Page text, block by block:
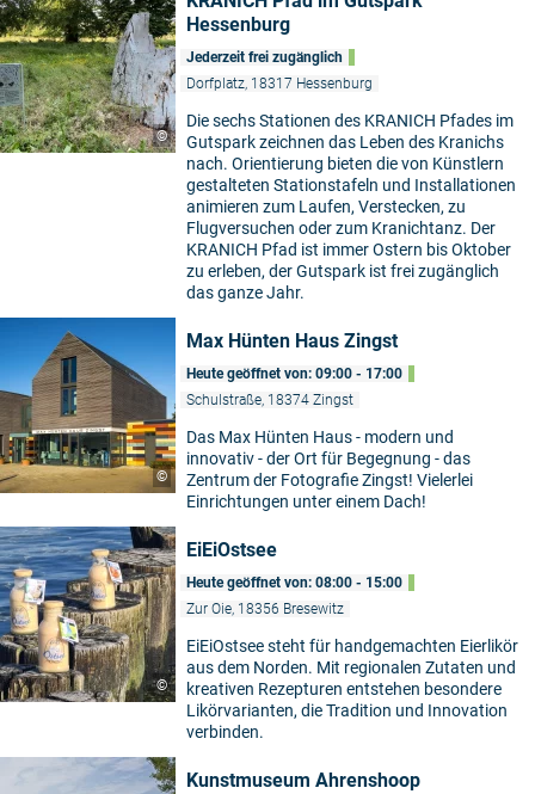
©
Hessenburg
Jederzeit frei zugänglich
Dorfplatz, 18317 Hessenburg
Die sechs Stationen des KRANICH Pfades im
Gutspark zeichnen das Leben des Kranichs
nach. Orientierung bieten die von Künstlern
gestalteten Stationstafeln und Installationen
animieren zum Laufen, Verstecken, zu
Flugversuchen oder zum Kranichtanz. Der
KRANICH Pfad ist immer Ostern bis Oktober
zu erleben, der Gutspark ist frei zugänglich
das ganze Jahr.
©
Max Hünten Haus Zingst
Heute geöffnet von: 09:00 - 17:00
Schulstraße, 18374 Zingst
Das Max Hünten Haus - modern und
innovativ - der Ort für Begegnung - das
Zentrum der Fotografie Zingst! Vielerlei
Einrichtungen unter einem Dach!
©
EiEiOstsee
Heute geöffnet von: 08:00 - 15:00
Zur Oie, 18356 Bresewitz
EiEiOstsee steht für handgemachten Eierlikör
aus dem Norden. Mit regionalen Zutaten und
kreativen Rezepturen entstehen besondere
Likörvarianten, die Tradition und Innovation
verbinden.
Kunstmuseum Ahrenshoop